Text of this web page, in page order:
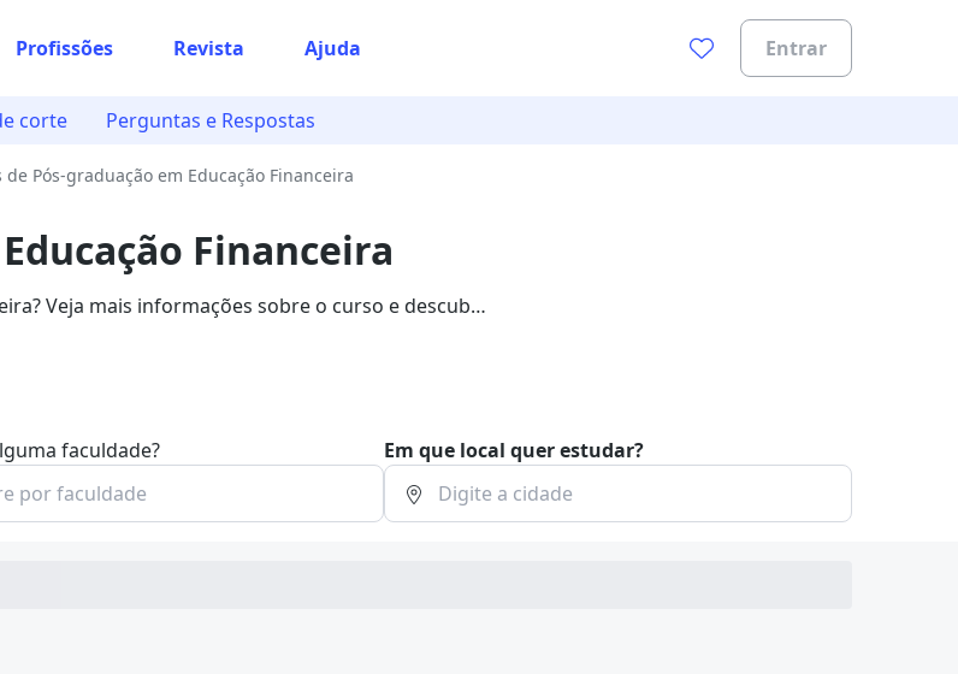
Profissões Revista Ajuda Entrar
corte Perguntas e Respostas
de Pós-graduação em Educação Financeira
Financeira
Veja mais informações sobre o curso e descubra
faculdade? Em que local quer estudar?